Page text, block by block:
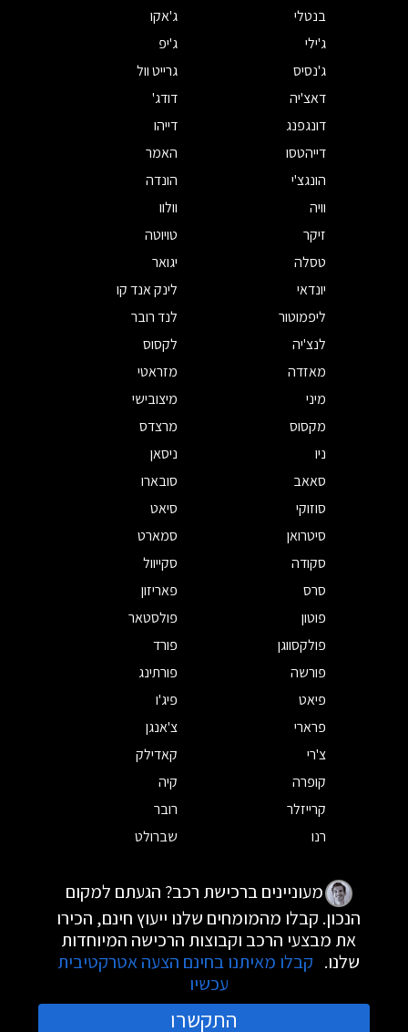
בנטלי
ג'אקו
ג'ילי
ג'יפ
ג'נסיס
גרייט וול
דאצ'יה
דודג'
דונגפנג
דייהו
דייהטסו
האמר
הונגצ'י
הונדה
וויה
וולוו
זיקר
טויוטה
טסלה
יגואר
יונדאי
לינק אנד קו
ליפמוטור
לנד רובר
לנצ'יה
לקסוס
מאזדה
מזראטי
מיני
מיצובישי
מקסוס
מרצדס
ניו
ניסאן
סאאב
סובארו
סוזוקי
סיאט
סיטרואן
סמארט
סקודה
סקייוול
סרס
פאריזון
פוטון
פולסטאר
פולקסווגן
פורד
פורשה
פורתינג
פיאט
פיג'ו
פרארי
צ'אנגן
צ'רי
קאדילק
קופרה
קיה
קרייזלר
רובר
רנו
שברולט
מעוניינים ברכישת רכב? הגעתם למקום
הנכון. קבלו מהמומחים שלנו ייעוץ חינם, הכירו
את מבצעי הרכב וקבוצות הרכישה המיוחדות
שלנו. קבלו מאיתנו בחינם הצעה אטרקטיבית
עכשיו
התקשרו